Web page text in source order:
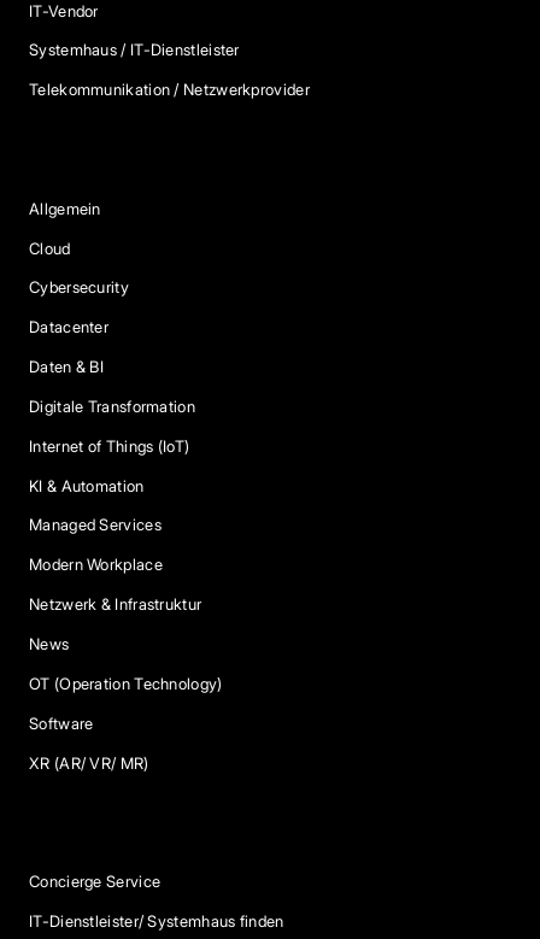
IT-Vendor
Systemhaus / IT-Dienstleister
Telekommunikation / Netzwerkprovider
Allgemein
Cloud
Cybersecurity
Datacenter
Daten & BI
Digitale Transformation
Internet of Things (IoT)
KI & Automation
Managed Services
Modern Workplace
Netzwerk & Infrastruktur
News
OT (Operation Technology)
Software
XR (AR/ VR/ MR)
Concierge Service
IT-Dienstleister/ Systemhaus finden